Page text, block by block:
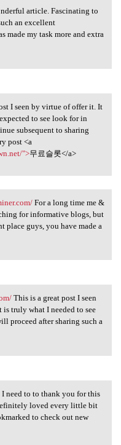
article. Fascinating to
an excellent
made my task more and extra
post I
I seen by virtue of offer it. It
to see look for in
subsequent to sharing
post <a
">무료슬롯</a>
For a long time me &
for informative blogs, but
place guys, you have made a
This is
This is a great post I seen
is truly what I needed to see
proceed after sharing such a
I need to
I need to to thank you for this
loved every little bit
to check out new